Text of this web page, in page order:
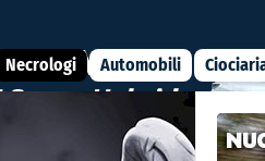
Necrologi Automobili